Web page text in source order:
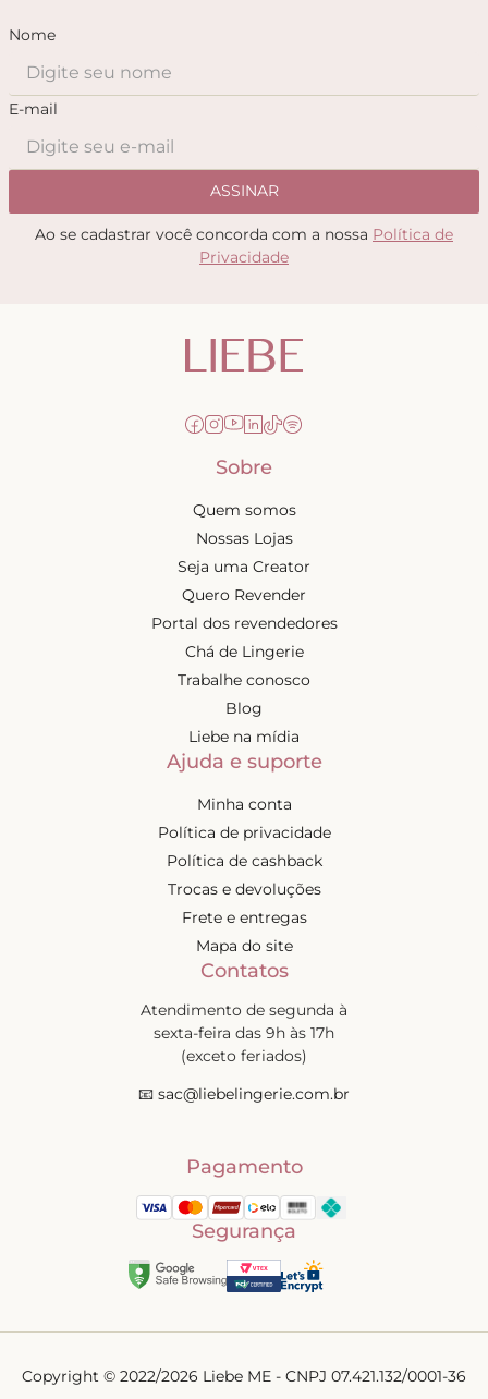
Nome
E-mail
ASSINAR
Ao se cadastrar você concorda com a nossa Política de
Privacidade
Sobre
Quem somos
Nossas Lojas
Seja uma Creator
Quero Revender
Portal dos revendedores
Chá de Lingerie
Trabalhe conosco
Blog
Liebe na mídia
Ajuda e suporte
Minha conta
Política de privacidade
Política de cashback
Trocas e devoluções
Frete e entregas
Mapa do site
Contatos
Atendimento de segunda à
sexta-feira das 9h às 17h
(exceto feriados)
📧 sac@liebelingerie.com.br
Pagamento
Segurança
Copyright © 2022/2026 Liebe ME - CNPJ 07.421.132/0001-36